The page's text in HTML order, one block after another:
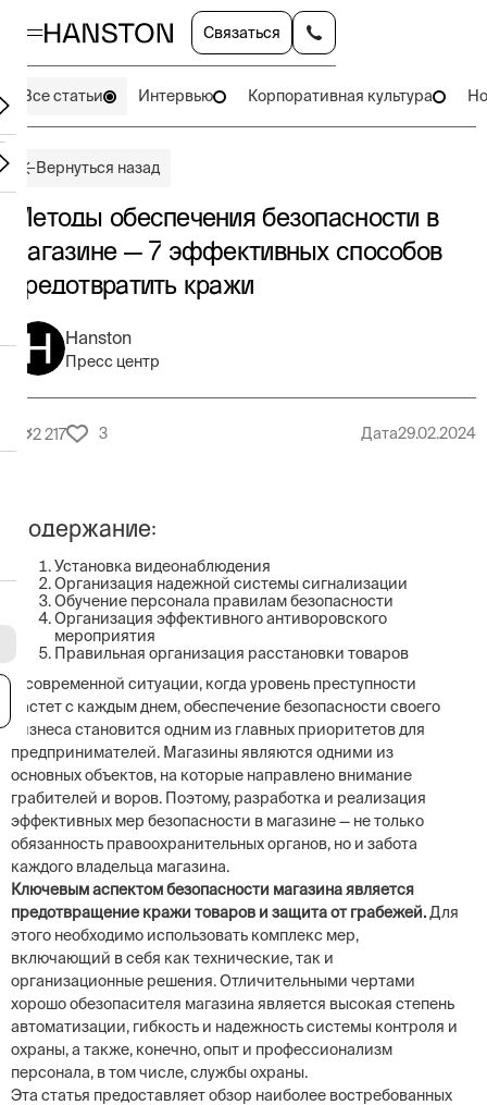
Связаться
Все статьи Интервью Корпоративная культура
Вернуться назад
Методы обеспечения безопасности в
магазине — 7 эффективных способов
предотвратить кражи
Hanston
Пресс центр
2 217 3 Дата29.02.2024
Содержание:
Установка видеонаблюдения
Организация надежной системы сигнализации
Обучение персонала правилам безопасности
Организация эффективного антиворовского
мероприятия
Правильная организация расстановки товаров
В современной ситуации, когда уровень преступности
растет с каждым днем, обеспечение безопасности своего
бизнеса становится одним из главных приоритетов для
предпринимателей. Магазины являются одними из
основных объектов, на которые направлено внимание
грабителей и воров. Поэтому, разработка и реализация
эффективных мер безопасности в магазине — не только
обязанность правоохранительных органов, но и забота
каждого владельца магазина.
Ключевым аспектом безопасности магазина является
предотвращение кражи товаров и защита от грабежей.Для
этого необходимо использовать комплекс мер,
включающий в себя как технические, так и
организационные решения. Отличительными чертами
хорошо обезопасителя магазина является высокая степень
автоматизации, гибкость и надежность системы контроля и
охраны, а также, конечно, опыт и профессионализм
персонала, в том числе, службы охраны.
Эта статья предоставляет обзор наиболее востребованных